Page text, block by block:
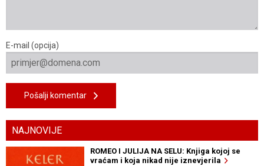
E-mail (opcija)
Pošalji komentar
NAJNOVIJE
ROMEO I JULIJA NA SELU: Knjiga kojoj se
vraćam i koja nikad nije iznevjerila